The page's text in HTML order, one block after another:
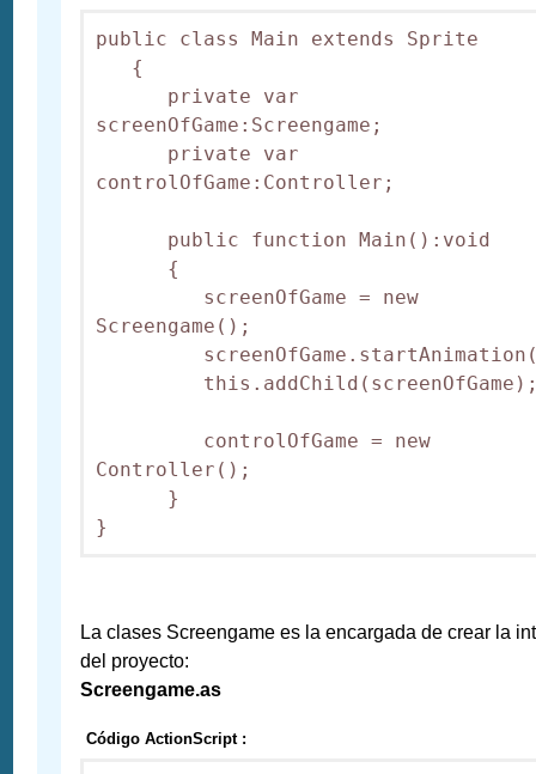
public class Main extends Sprite
{
private var
screenOfGame:Screengame;
private var
controlOfGame:Controller;
public function Main():void
{
screenOfGame = new
Screengame();
controlOfGame = new
Controller();
}
}
La clases Screengame es la encargada de crear la
del proyecto:
Screengame.as
Código ActionScript :